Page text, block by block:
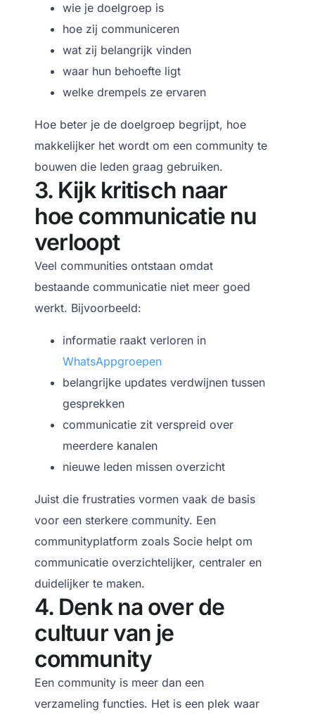
wie je doelgroep is
hoe zij communiceren
wat zij belangrijk vinden
waar hun behoefte ligt
welke drempels ze ervaren
Hoe beter je de doelgroep begrijpt, hoe
makkelijker het wordt om een community te
bouwen die leden graag gebruiken.
3. Kijk kritisch naar
hoe communicatie nu
verloopt
Veel communities ontstaan omdat
bestaande communicatie niet meer goed
werkt. Bijvoorbeeld:
informatie raakt verloren in
WhatsAppgroepen
belangrijke updates verdwijnen tussen
gesprekken
communicatie zit verspreid over
meerdere kanalen
nieuwe leden missen overzicht
Juist die frustraties vormen vaak de basis
voor een sterkere community. Een
communityplatform zoals Socie helpt om
communicatie overzichtelijker, centraler en
duidelijker te maken.
4. Denk na over de
cultuur van je
community
Een community is meer dan een
verzameling functies. Het is een plek waar